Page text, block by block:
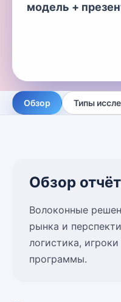
модель +
Обзор Типы
Обзор
Волоконные
рынка и
логистика,
программы.